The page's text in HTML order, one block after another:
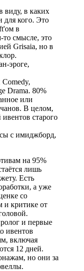
виду, в каких
для кого. Это
в
смысле, это
Grisaia, но в
эроге,
Drama. 80%
или
В целом,
ивентов старого
с имиджборд,
на 95%
лишь
Есть
а уже
со
и критике от
и первые
ивентов
включая
12 дней.
но они за